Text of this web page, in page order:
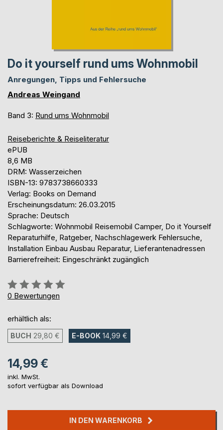
Do it yourself rund ums Wohnmobil
Anregungen, Tipps und Fehlersuche
Andreas Weingand
Band 3: Rund ums Wohnmobil
Reiseberichte & Reiseliteratur
ePUB
8,6 MB
DRM: Wasserzeichen
ISBN-13: 9783738660333
Verlag: Books on Demand
Erscheinungsdatum: 26.03.2015
Sprache: Deutsch
Schlagworte: Wohnmobil Reisemobil Camper, Do it Yourself
Reparaturhilfe, Ratgeber, Nachschlagewerk Fehlersuche,
Installation Einbau Ausbau Reparatur, Lieferantenadressen
Barrierefreiheit: Eingeschränkt zugänglich
Bewertung::
0%
0 Bewertungen
erhältlich als:
BUCH 29,80 € E-BOOK 14,99 €
14,99 €
inkl. MwSt.
sofort verfügbar als Download
IN DEN WARENKORB